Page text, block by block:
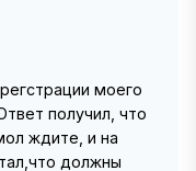
моего
получил, что
ждите, и на
должны